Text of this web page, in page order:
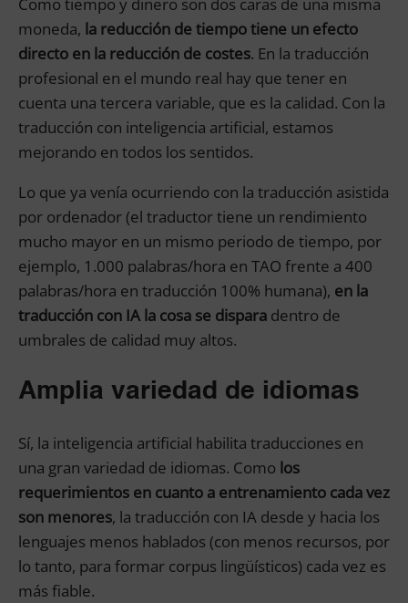
Como tiempo y dinero son dos caras de una misma
moneda, la reducción de tiempo tiene un efecto
directo en la reducción de costes. En la traducción
profesional en el mundo real hay que tener en
cuenta una tercera variable, que es la calidad. Con la
traducción con inteligencia artificial, estamos
mejorando en todos los sentidos.
Lo que ya venía ocurriendo con la traducción asistida
por ordenador (el traductor tiene un rendimiento
mucho mayor en un mismo periodo de tiempo, por
ejemplo, 1.000 palabras/hora en TAO frente a 400
palabras/hora en traducción 100% humana), en la
traducción con IA la cosa se dispara dentro de
umbrales de calidad muy altos.
Amplia variedad de idiomas
Sí, la inteligencia artificial habilita traducciones en
una gran variedad de idiomas. Como los
requerimientos en cuanto a entrenamiento cada vez
son menores, la traducción con IA desde y hacia los
lenguajes menos hablados (con menos recursos, por
lo tanto, para formar corpus lingüísticos) cada vez es
más fiable.